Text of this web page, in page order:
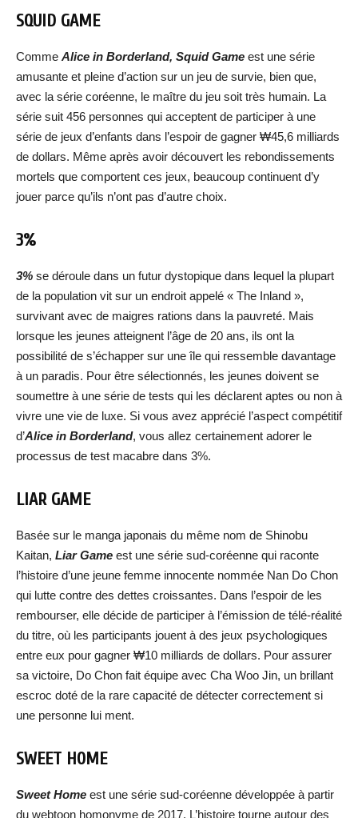
SQUID GAME
Comme Alice in Borderland, Squid Game est une série
amusante et pleine d’action sur un jeu de survie, bien que,
avec la série coréenne, le maître du jeu soit très humain. La
série suit 456 personnes qui acceptent de participer à une
série de jeux d’enfants dans l’espoir de gagner ₩45,6 milliards
de dollars. Même après avoir découvert les rebondissements
mortels que comportent ces jeux, beaucoup continuent d’y
jouer parce qu’ils n’ont pas d’autre choix.
3%
3% se déroule dans un futur dystopique dans lequel la plupart
de la population vit sur un endroit appelé « The Inland »,
survivant avec de maigres rations dans la pauvreté. Mais
lorsque les jeunes atteignent l’âge de 20 ans, ils ont la
possibilité de s’échapper sur une île qui ressemble davantage
à un paradis. Pour être sélectionnés, les jeunes doivent se
soumettre à une série de tests qui les déclarent aptes ou non à
vivre une vie de luxe. Si vous avez apprécié l’aspect compétitif
d’Alice in Borderland, vous allez certainement adorer le
processus de test macabre dans 3%.
LIAR GAME
Basée sur le manga japonais du même nom de Shinobu
Kaitan, Liar Game est une série sud-coréenne qui raconte
l’histoire d’une jeune femme innocente nommée Nan Do Chon
qui lutte contre des dettes croissantes. Dans l’espoir de les
rembourser, elle décide de participer à l’émission de télé-réalité
du titre, où les participants jouent à des jeux psychologiques
entre eux pour gagner ₩10 milliards de dollars. Pour assurer
sa victoire, Do Chon fait équipe avec Cha Woo Jin, un brillant
escroc doté de la rare capacité de détecter correctement si
une personne lui ment.
SWEET HOME
Sweet Home est une série sud-coréenne développée à partir
du webtoon homonyme de 2017. L’histoire tourne autour des